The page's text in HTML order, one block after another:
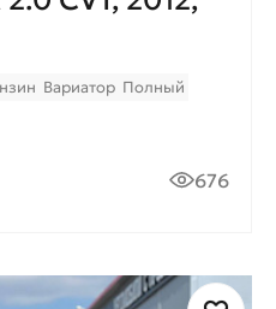
Вариатор Полный
676